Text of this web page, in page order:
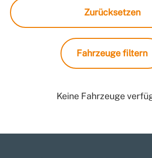
Zurücksetzen
Fahrzeuge filtern
Keine Fahrzeuge